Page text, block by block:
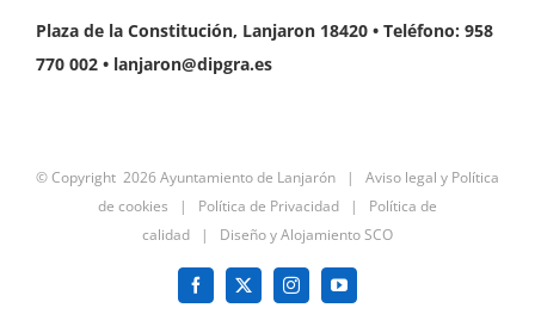
Plaza de la Constitución, Lanjaron 18420 • Teléfono: 958
770 002 • lanjaron@dipgra.es
© Copyright 2026 Ayuntamiento de Lanjarón | Aviso legal y Política
de cookies | Política de Privacidad | Política de
calidad | Diseño y Alojamiento SCO
Facebook
X InstagramYouTube